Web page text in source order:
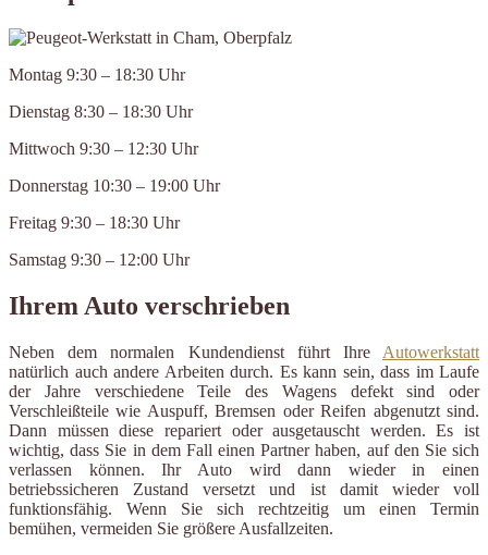
Montag 9:30 – 18:30 Uhr
Dienstag 8:30 – 18:30 Uhr
Mittwoch 9:30 – 12:30 Uhr
Donnerstag 10:30 – 19:00 Uhr
Freitag 9:30 – 18:30 Uhr
Samstag 9:30 – 12:00 Uhr
Ihrem Auto verschrieben
Neben dem normalen Kundendienst führt Ihre Autowerkstatt
natürlich auch andere Arbeiten durch. Es kann sein, dass im Laufe
der Jahre verschiedene Teile des Wagens defekt sind oder
Verschleißteile wie Auspuff, Bremsen oder Reifen abgenutzt sind.
Dann müssen diese repariert oder ausgetauscht werden. Es ist
wichtig, dass Sie in dem Fall einen Partner haben, auf den Sie sich
verlassen können. Ihr Auto wird dann wieder in einen
betriebssicheren Zustand versetzt und ist damit wieder voll
funktionsfähig. Wenn Sie sich rechtzeitig um einen Termin
bemühen, vermeiden Sie größere Ausfallzeiten.